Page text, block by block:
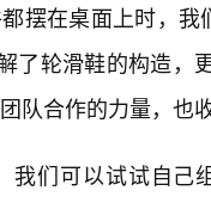
摆在桌面上时，
了轮滑鞋的构造
队合作的力量，也
我们可以试试自己